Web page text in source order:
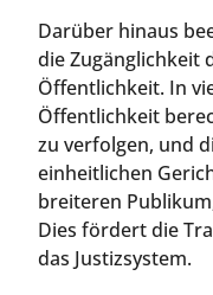
Darüber hinaus
die Zugänglichkeit
Öffentlichkeit. In
Öffentlichkeit
zu verfolgen, und
einheitlichen
breiteren
Dies fördert die
das Justizsystem.